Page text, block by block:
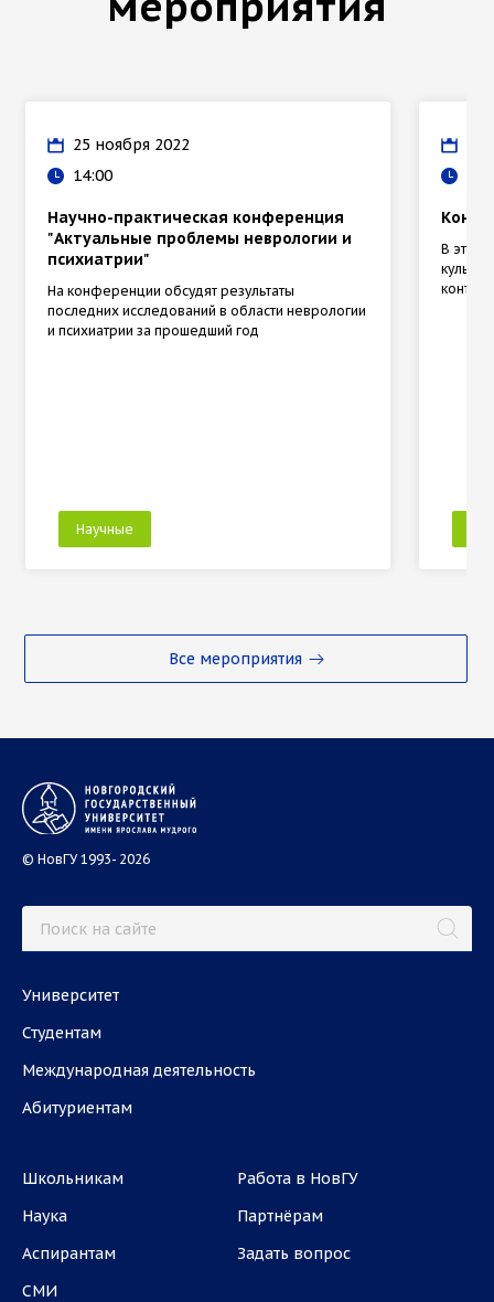
Все мероприятия
25 ноября 2022
14:00
Научно-практическая конференция
"Актуальные проблемы неврологии и
психиатрии"
На конференции обсудят результаты
последних исследований в области неврологии
и психиатрии за прошедший год
Научные
В этом
© НовГУ 1993- 2026
Университет
Студентам
Международная деятельность
Абитуриентам
Школьникам
Наука
Аспирантам
СМИ
Работа в НовГУ
Партнёрам
Задать вопрос